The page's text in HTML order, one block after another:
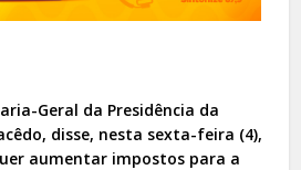
Geral da Presidência da
disse, nesta sexta-feira (4),
aumentar impostos para a